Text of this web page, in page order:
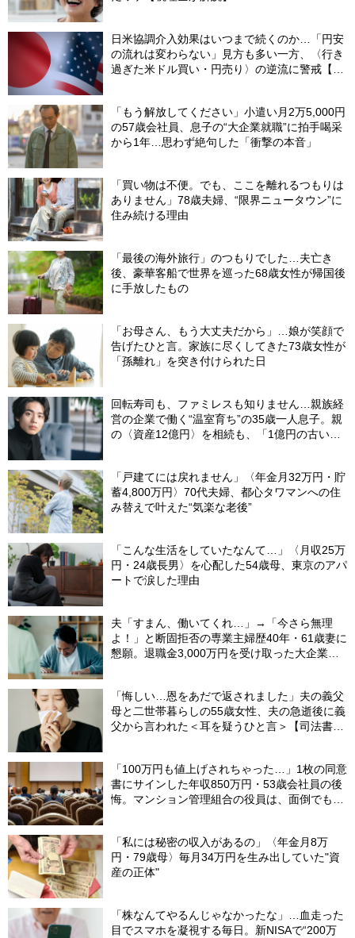
日米協調介入効果はいつまで続くのか…「円安
の流れは変わらない」見方も多い一方、〈行き
過ぎた米ドル買い・円売り〉の逆流に警戒【8
「もう解放してください」小遣い月2万5,000円
の57歳会社員、息子の“大企業就職”に拍手喝采
から1年…思わず絶句した「衝撃の本音」
「買い物は不便。でも、ここを離れるつもりは
ありません」78歳夫婦、“限界ニュータウン”に
住み続ける理由
「最後の海外旅行」のつもりでした…夫亡き
後、豪華客船で世界を巡った68歳女性が帰国後
に手放したもの
「お母さん、もう大丈夫だから」…娘が笑顔で
告げたひと言。家族に尽くしてきた73歳女性が
「孫離れ」を突き付けられた日
回転寿司も、ファミレスも知りません…親族経
営の企業で働く“温室育ち”の35歳一人息子。親
の〈資産12億円〉を相続も、「1億円の古いビ
「戸建てには戻れません」〈年金月32万円・貯
蓄4,800万円〉70代夫婦、都心タワマンへの住
み替えで叶えた“気楽な老後”
「こんな生活をしていたなんて…」〈月収25万
円・24歳長男〉を心配した54歳母、東京のアパ
ートで涙した理由
夫「すまん、働いてくれ…」→「今さら無理
よ！」と断固拒否の専業主婦歴40年・61歳妻に
懇願。退職金3,000万円を受け取った大企業元
「悔しい…恩をあだで返されました」夫の義父
母と二世帯暮らしの55歳女性、夫の急逝後に義
父から言われた＜耳を疑うひと言＞【司法書士
「100万円も値上げされちゃった…」1枚の同意
書にサインした年収850万円・53歳会社員の後
悔。マンション管理組合の役員は、面倒でも自
「私には秘密の収入があるの」〈年金月8万
円・79歳母〉毎月34万円を生み出していた"資
産の正体"
「株なんてやるんじゃなかったな」…血走った
目でスマホを凝視する毎日。新NISAで“200万